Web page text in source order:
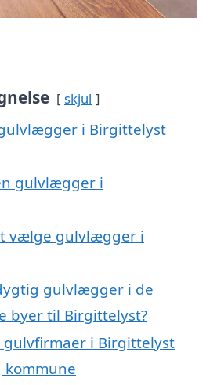
skjul
i Birgittelyst
gulvlægger i
vælge gulvlægger i
gulvlægger i de
byer til Birgittelyst?
gulvfirmaer i Birgittelyst
kommune